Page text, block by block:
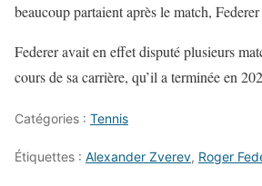
beaucoup partaient après le match,
Federer avait en effet disputé plusieurs
cours de sa carrière, qu’il a terminée en
Catégories : Tennis
Étiquettes : Alexander Zverev, Roger